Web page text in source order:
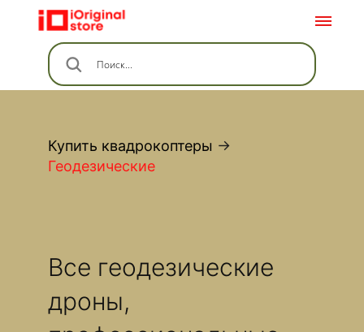
Купить квадрокоптеры →
Геодезические
Все геодезические
дроны,